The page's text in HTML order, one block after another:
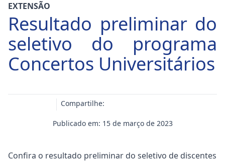
EXTENSÃO
Resultado preliminar do
seletivo do programa
Concertos Universitários
Publicado em: 15 de março de 2023
Compartilhe:
Confira o resultado preliminar do seletivo de discentes